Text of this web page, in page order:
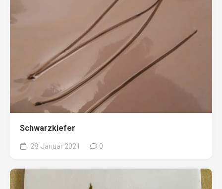
Schwarzkiefer
28. Januar 2021 0